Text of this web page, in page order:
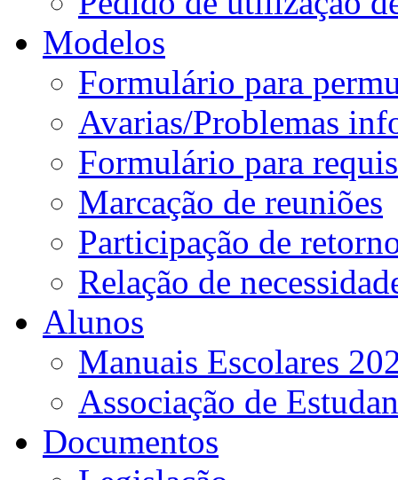
Modelos
Formulário para
Avarias/Problemas
Formulário para
Marcação de reuniões
Participação de
Relação de
Alunos
Manuais Escolares
Associação de
Documentos